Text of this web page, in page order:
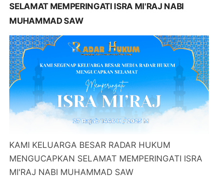
SELAMAT MEMPERINGATI ISRA MI'RAJ NABI
MUHAMMAD SAW
KAMI KELUARGA BESAR RADAR HUKUM
MENGUCAPKAN SELAMAT MEMPERINGATI ISRA
MI'RAJ NABI MUHAMMAD SAW